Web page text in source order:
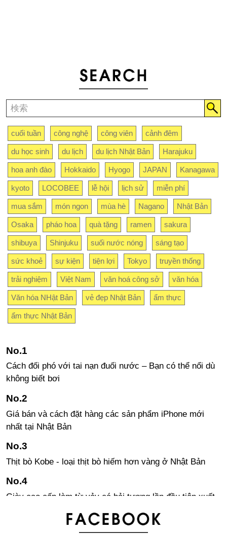
cuối tuần công nghệ công viên cảnh đêm
du học sinh du lịch du lịch Nhật Bản Harajuku
hoa anh đào Hokkaido Hyogo JAPAN Kanagawa
kyoto LOCOBEE lễ hội lịch sử miễn phí
mua sắm món ngon mùa hè Nagano Nhật Bản
Osaka pháo hoa quà tặng ramen sakura
shibuya Shinjuku suối nước nóng sáng tạo
sức khoẻ sự kiện tiện lợi Tokyo truyền thống
trải nghiệm Việt Nam văn hoá công sở văn hóa
Văn hóa NHật Bản vẻ đẹp Nhật Bản ẩm thực
ẩm thực Nhật Bản
Cách đối phó với tai nạn đuối nước – Bạn có thể nổi dù
không biết bơi
Giá bán và cách đặt hàng các sản phẩm iPhone mới
nhất tại Nhật Bản
Thịt bò Kobe - loại thịt bò hiếm hơn vàng ở Nhật Bản
Giày cao cấp làm từ vảy cá hải tượng lần đầu tiên xuất